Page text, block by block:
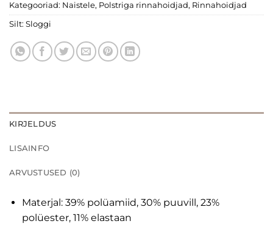
Kategooriad: Naistele, Polstriga rinnahoidjad, Rinnahoidjad
Silt: Sloggi
KIRJELDUS
LISAINFO
ARVUSTUSED (0)
Materjal: 39% polüamiid, 30% puuvill, 23%
polüester, 11% elastaan